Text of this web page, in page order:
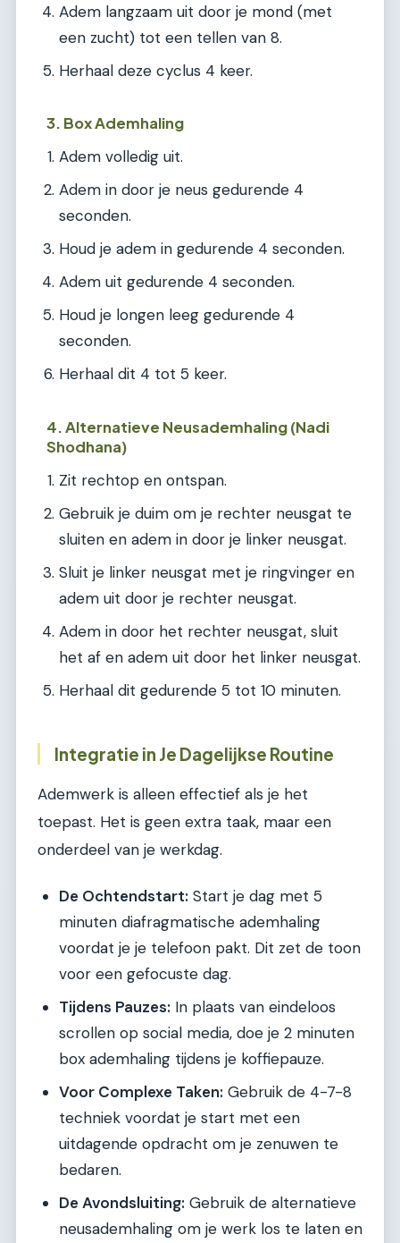
Adem langzaam uit door je mond (met
een zucht) tot een tellen van 8.
Herhaal deze cyclus 4 keer.
3. Box Ademhaling
Adem volledig uit.
Adem in door je neus gedurende 4
seconden.
Houd je adem in gedurende 4 seconden.
Adem uit gedurende 4 seconden.
Houd je longen leeg gedurende 4
seconden.
Herhaal dit 4 tot 5 keer.
4. Alternatieve Neusademhaling (Nadi
Shodhana)
Zit rechtop en ontspan.
Gebruik je duim om je rechter neusgat te
sluiten en adem in door je linker neusgat.
Sluit je linker neusgat met je ringvinger en
adem uit door je rechter neusgat.
Adem in door het rechter neusgat, sluit
het af en adem uit door het linker neusgat.
Herhaal dit gedurende 5 tot 10 minuten.
Integratie in Je Dagelijkse Routine
Ademwerk is alleen effectief als je het
toepast. Het is geen extra taak, maar een
onderdeel van je werkdag.
De Ochtendstart: Start je dag met 5
minuten diafragmatische ademhaling
voordat je je telefoon pakt. Dit zet de toon
voor een gefocuste dag.
Tijdens Pauzes: In plaats van eindeloos
scrollen op social media, doe je 2 minuten
box ademhaling tijdens je koffiepauze.
Voor Complexe Taken: Gebruik de 4-7-8
techniek voordat je start met een
uitdagende opdracht om je zenuwen te
bedaren.
De Avondsluiting: Gebruik de alternatieve
neusademhaling om je werk los te laten en